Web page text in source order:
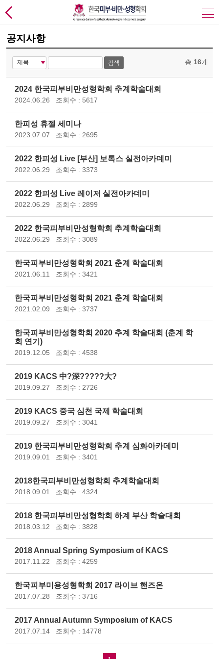
공지사항
검색 총 16개
2024 한국피부비만성형학회 추계학술대회
2024.06.26 조회수 : 5617
한피성 휴젤 세미나
2023.07.07 조회수 : 2695
2022 한피성 Live [부산] 보톡스 실전아카데미
2022.06.29 조회수 : 3373
2022 한피성 Live 레이저 실전아카데미
2022.06.29 조회수 : 2899
2022 한국피부비만성형학회 추계학술대회
2022.06.29 조회수 : 3089
한국피부비만성형학회 2021 춘계 학술대회
2021.06.11 조회수 : 3421
한국피부비만성형학회 2021 춘계 학술대회
2021.02.09 조회수 : 3737
한국피부비만성형학회 2020 추계 학술대회 (춘계 학
회 연기)
2019.12.05 조회수 : 4538
2019 KACS 中?深?????大?
2019.09.27 조회수 : 2726
2019 KACS 중국 심천 국제 학술대회
2019.09.27 조회수 : 3041
2019 한국피부비만성형학회 추계 심화아카데미
2019.09.01 조회수 : 3401
2018한국피부비만성형학회 추계학술대회
2018.09.01 조회수 : 4324
2018 한국피부비만성형학회 하계 부산 학술대회
2018.03.12 조회수 : 3828
2018 Annual Spring Symposium of KACS
2017.11.22 조회수 : 4259
한국피부미용성형학회 2017 라이브 핸즈온
2017.07.28 조회수 : 3716
2017 Annual Autumn Symposium of KACS
2017.07.14 조회수 : 14778